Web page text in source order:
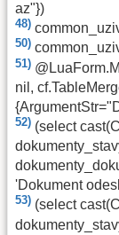
az"})
48)
50)
51)
nil,
52) (select
'Dokument
53) (select